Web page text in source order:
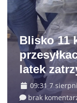
Blisko 11
latek
09:31 7
brak